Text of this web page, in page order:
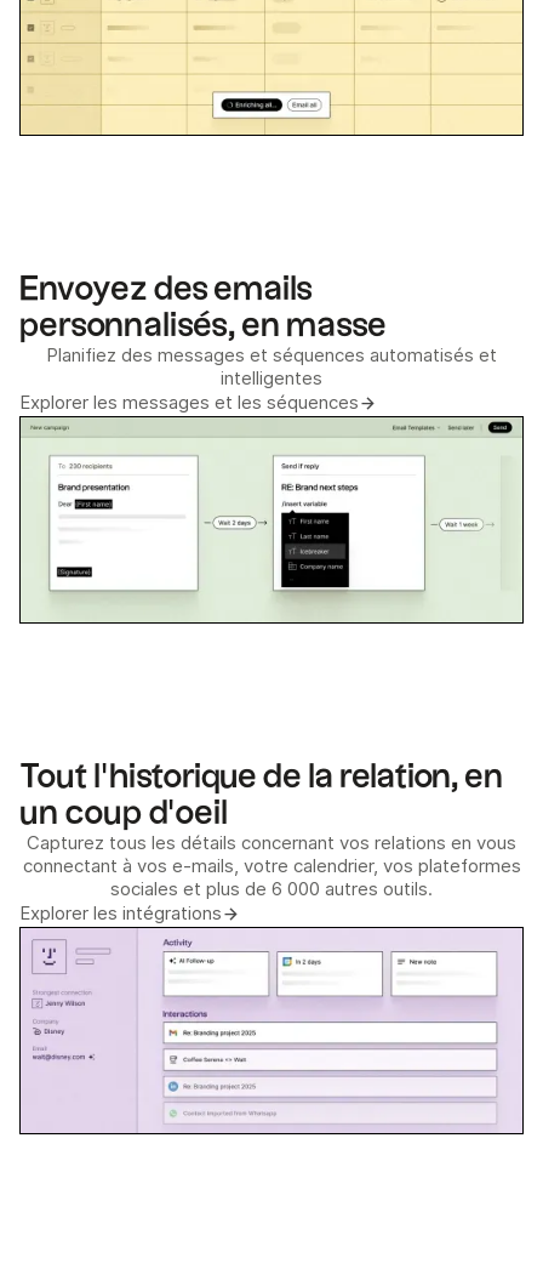
Envoyez des emails
personnalisés, en masse
Planifiez des messages et séquences automatisés et
intelligentes
Explorer les messages et les séquences
Tout l'historique de la relation, en
un coup d'oeil
Capturez tous les détails concernant vos relations en vous
connectant à vos e-mails, votre calendrier, vos plateformes
sociales et plus de 6 000 autres outils.
Explorer les intégrations